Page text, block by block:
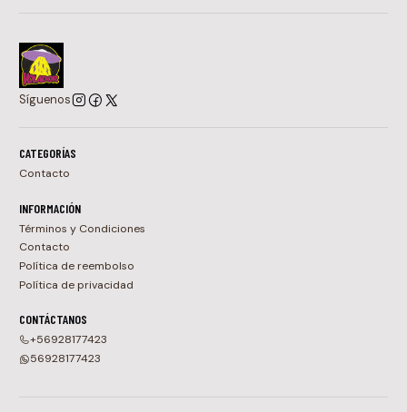
Síguenos
CATEGORÍAS
Contacto
INFORMACIÓN
Términos y Condiciones
Contacto
Política de reembolso
Política de privacidad
CONTÁCTANOS
+56928177423
56928177423